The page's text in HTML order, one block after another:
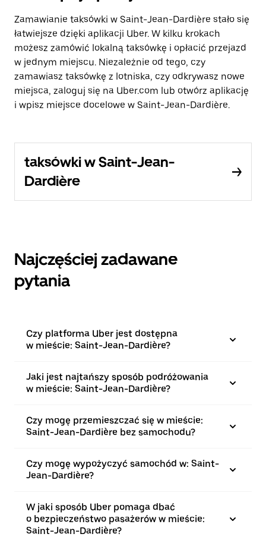
Zamawianie taksówki w Saint-Jean-Dardière stało się
łatwiejsze dzięki aplikacji Uber. W kilku krokach
możesz zamówić lokalną taksówkę i opłacić przejazd
w jednym miejscu. Niezależnie od tego, czy
zamawiasz taksówkę z lotniska, czy odkrywasz nowe
miejsca, zaloguj się na Uber.com lub otwórz aplikację
i wpisz miejsce docelowe w Saint-Jean-Dardière.
taksówki w Saint-Jean-
Dardière
Najczęściej zadawane
pytania
Czy platforma Uber jest dostępna
w mieście: Saint-Jean-Dardière?
Jaki jest najtańszy sposób podróżowania
w mieście: Saint-Jean-Dardière?
Czy mogę przemieszczać się w mieście:
Saint-Jean-Dardière bez samochodu?
Czy mogę wypożyczyć samochód w: Saint-
Jean-Dardière?
W jaki sposób Uber pomaga dbać
o bezpieczeństwo pasażerów w mieście:
Saint-Jean-Dardière?